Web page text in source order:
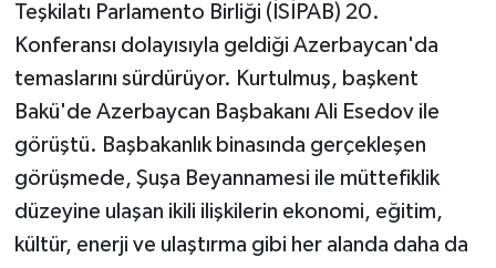
Teşkilatı Parlamento Birliği (İSİPAB) 20.
Konferansı dolayısıyla geldiği Azerbaycan'da
temaslarını sürdürüyor. Kurtulmuş, başkent
Bakü'de Azerbaycan Başbakanı Ali Esedov ile
görüştü. Başbakanlık binasında gerçekleşen
görüşmede, Şuşa Beyannamesi ile müttefiklik
düzeyine ulaşan ikili ilişkilerin ekonomi, eğitim,
kültür, enerji ve ulaştırma gibi her alanda daha da